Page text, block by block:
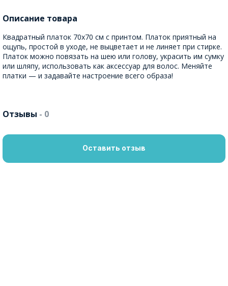
Описание товара
Квадратный платок 70x70 см с принтом. Платок приятный на
ощупь, простой в уходе, не выцветает и не линяет при стирке.
Платок можно повязать на шею или голову, украсить им сумку
или шляпу, использовать как аксессуар для волос. Меняйте
платки — и задавайте настроение всего образа!
Отзывы - 0
Оставить отзыв